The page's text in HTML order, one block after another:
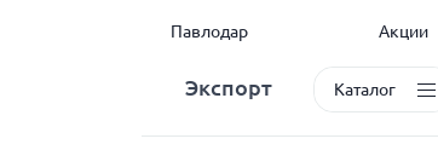
Павлодар Акции
Экспорт Каталог